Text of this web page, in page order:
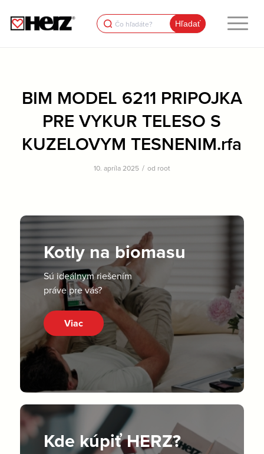
Search
for:
BIM MODEL 6211 PRIPOJKA
PRE VYKUR TELESO S
KUZELOVYM TESNENIM.rfa
10. apríla 2025 / od root
Kotly na biomasu
Sú ideálnym riešením
práve pre vás?
Viac
Kde kúpiť HERZ?